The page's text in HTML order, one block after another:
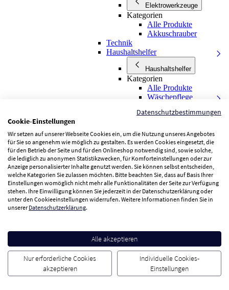
Elektrowerkzeuge
Kategorien
Alle Produkte
Akkuschrauber
Technik
Haushaltshelfer
Haushaltshelfer
Kategorien
Alle Produkte
Wäschepflege
Kategorien
Alle
Produkte
Bügelbretter
Ordnungshelfer
Alle
Einkaufshelfer
Datenschutzbestimmungen
Cookie-Einstellungen
Wir setzen auf unserer Webseite Cookies ein, um die Nutzung unseres Angebotes
für Sie so angenehm wie möglich zu gestalten. Es werden Cookies eingesetzt, die
für den Betrieb der Seite und für den Onlineshop notwendig sind, sowie solche,
die lediglich zu anonymen Statistikzwecken, für Komforteinstellungen oder zur
Anzeige personalisierter Inhalte genutzt werden. Sie können selbst entscheiden,
welche Kategorien Sie zulassen möchten. Bitte beachten Sie, dass auf Basis Ihrer
Einstellungen womöglich nicht mehr alle Funktionalitäten der Seite zur Verfügung
stehen. Ihre Einwilligung können Sie jederzeit in der Datenschutzerklärung oder
unter den Cookieeinstellungen widerrufen. Weitere Informationen finden Sie in
unsererDatenschutzerklärung.
Alle akzeptieren
Nur erforderliche Cookies
akzeptieren
Individuelle Cookies-
Einstellungen